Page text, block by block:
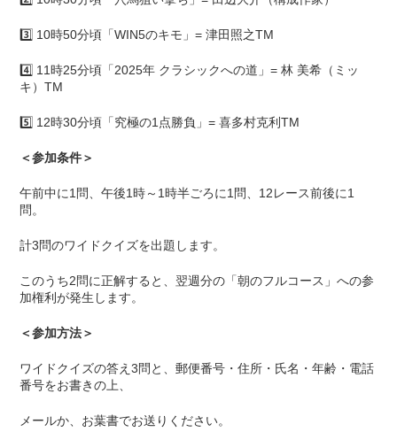
3️⃣ 10時50分頃「WIN5のキモ」= 津田照之TM
4️⃣ 11時25分頃「2025年 クラシックへの道」= 林 美希（ミッ
キ）TM
5️⃣ 12時30分頃「究極の1点勝負」= 喜多村克利TM
＜参加条件＞
午前中に1問、午後1時～1時半ごろに1問、12レース前後に1
問。
計3問のワイドクイズを出題します。
このうち2問に正解すると、翌週分の「朝のフルコース」への参
加権利が発生します。
＜参加方法＞
ワイドクイズの答え3問と、郵便番号・住所・氏名・年齢・電話
番号をお書きの上、
メールか、お葉書でお送りください。